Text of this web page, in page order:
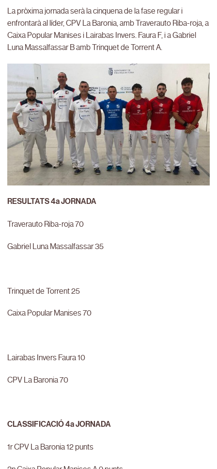
La pròxima jornada serà la cinquena de la fase regular i
enfrontarà al líder, CPV La Baronia, amb Traverauto Riba-roja, a
Caixa Popular Manises i Lairabas Invers. Faura F, i a Gabriel
Luna Massalfassar B amb Trinquet de Torrent A.
RESULTATS 4a JORNADA
Traverauto Riba-roja 70
Gabriel Luna Massalfassar 35
Trinquet de Torrent 25
Caixa Popular Manises 70
Lairabas Invers Faura 10
CPV La Baronia 70
CLASSIFICACIÓ 4a JORNADA
1r CPV La Baronia 12 punts